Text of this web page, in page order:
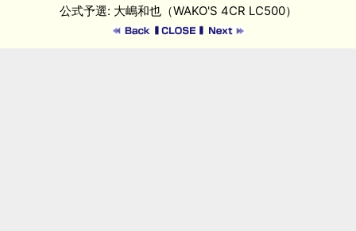
公式予選: 大嶋和也（WAKO'S 4CR LC500）